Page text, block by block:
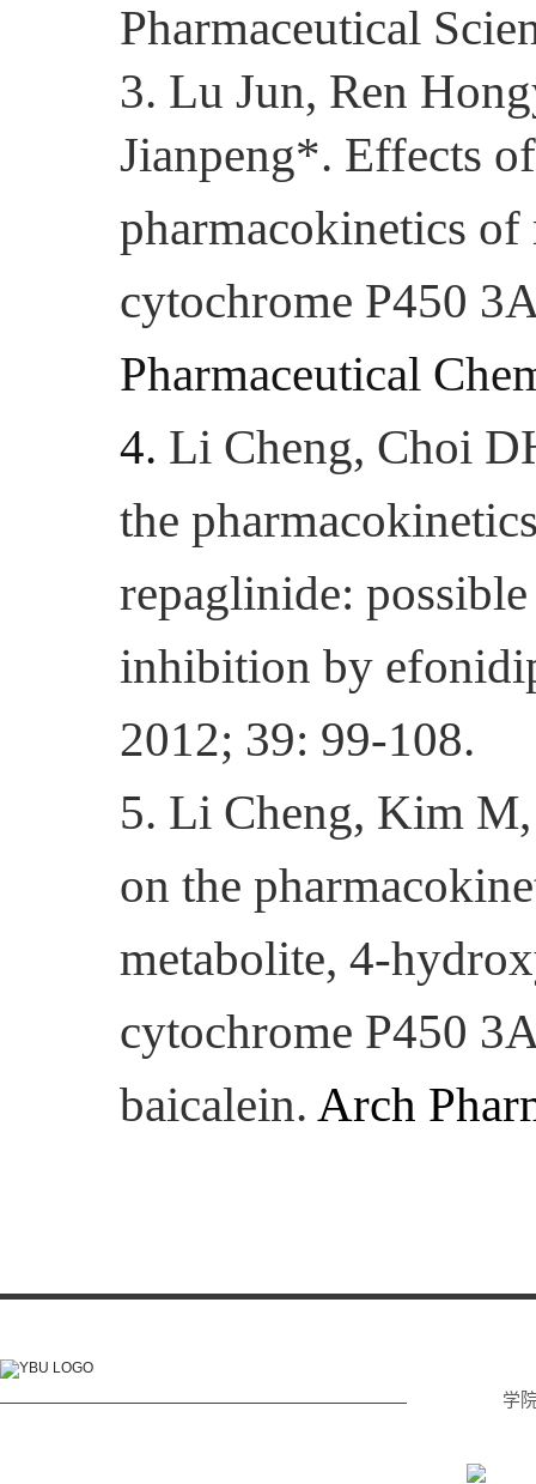
Pharmaceutical
3. Lu Jun, Ren
Jianpeng*. Effects
pharmacokinetics
cytochrome P450
Pharmaceutical
4. Li Cheng, Choi
the
repaglinide:
inhibition by
2012; 39: 99-108.
5. Li Cheng, Kim
on the
metabolite, 4-
cytochrome P450
baicalein. Arch
学